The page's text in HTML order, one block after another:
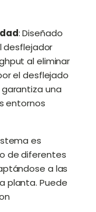
: Diseñado
desflejador
al eliminar
el desflejado
una
entornos
es
de diferentes
a las
planta. Puede